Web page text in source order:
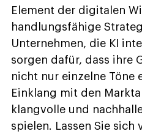
Element der digitalen
handlungsfähige
Unternehmen, die KI
sorgen dafür, dass ihre
nicht nur einzelne Töne
Einklang mit den
klangvolle und
spielen. Lassen Sie sich